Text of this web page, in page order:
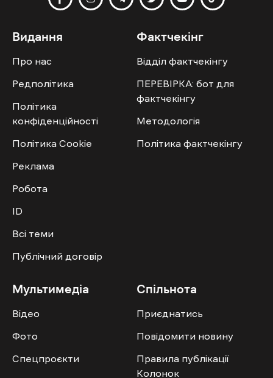
Видання
Про нас
Редполітика
Політика
конфіденційності
Політика Cookie
Реклама
Робота
ID
Всі теми
Публічний договір
Фактчекінг
Відділ фактчекінгу
ПЕРЕВІРКА: бот для
фактчекінгу
Методологія
Політика фактчекінгу
Мультимедіа
Відео
Фото
Спецпроєкти
Спільнота
Приєднатись
Повідомити новину
Правила публікації
Колонок